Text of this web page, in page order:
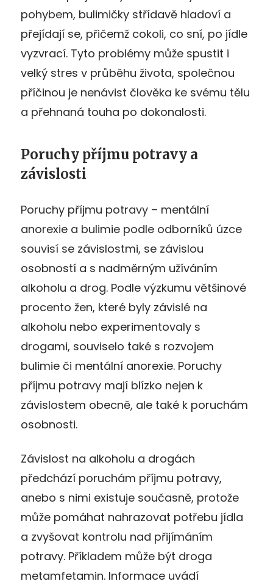
pohybem, bulimičky střídavě hladoví a
přejídají se, přičemž cokoli, co sní, po jídle
vyzvrací. Tyto problémy může spustit i
velký stres v průběhu života, společnou
příčinou je nenávist člověka ke svému tělu
a přehnaná touha po dokonalosti.
Poruchy příjmu potravy a
závislosti
Poruchy příjmu potravy – mentální
anorexie a bulimie podle odborníků úzce
souvisí se závislostmi, se závislou
osobností a s nadměrným užíváním
alkoholu a drog. Podle výzkumu většinové
procento žen, které byly závislé na
alkoholu nebo experimentovaly s
drogami, souviselo také s rozvojem
bulimie či mentální anorexie. Poruchy
příjmu potravy mají blízko nejen k
závislostem obecně, ale také k poruchám
osobnosti.
Závislost na alkoholu a drogách
předchází poruchám příjmu potravy,
anebo s nimi existuje současně, protože
může pomáhat nahrazovat potřebu jídla
a zvyšovat kontrolu nad přijímáním
potravy. Příkladem může být droga
metamfetamin. Informace uvádí